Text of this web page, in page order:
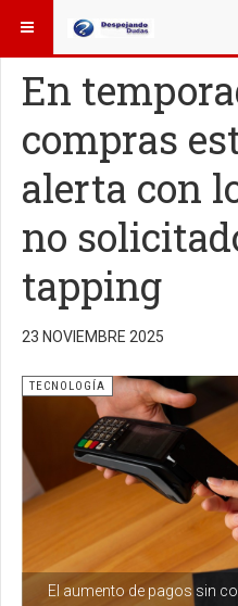
ESTÁ AQUÍ: TECNOLOGÍA
En
compras
alerta con
no
tapping
23 NOVIEMBRE 2025
El aumento de pagos sin
TECNOLOGÍA